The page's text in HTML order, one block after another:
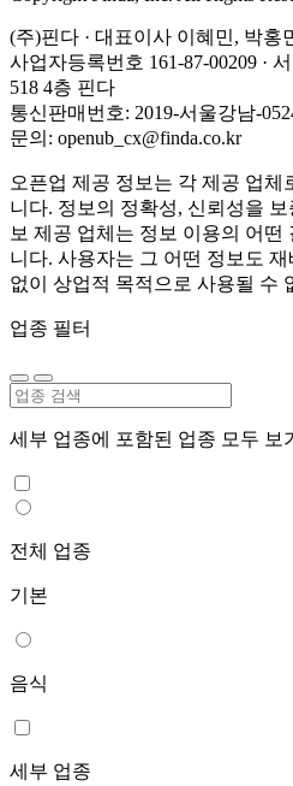
(주)핀다 · 대표이사 이혜민, 박홍
사업자등록번호 161-87-00209 ·
518 4층 핀다
통신판매번호: 2019-서울강남-
문의: openub_cx@finda.co.kr
오픈업 제공 정보는 각 제공 업체
니다. 정보의 정확성, 신뢰성을
보 제공 업체는 정보 이용의 어
니다. 사용자는 그 어떤 정보도
없이 상업적 목적으로 사용될 수
업종 필터
세부 업종에 포함된 업종 모두 보기
전체 업종
기본
음식
세부 업종